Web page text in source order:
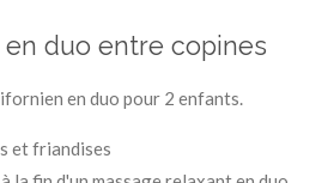
duo entre copines
en duo pour 2 enfants.
et friandises